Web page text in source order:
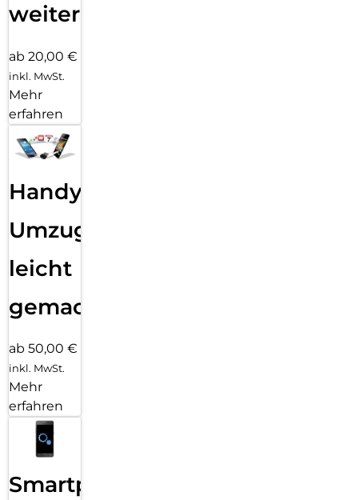
weiter
ab 20,00 €
inkl. MwSt.
Mehr
erfahren
Handy
Umzug
leicht
gemacht!
ab 50,00 €
inkl. MwSt.
Mehr
erfahren
Smartphone